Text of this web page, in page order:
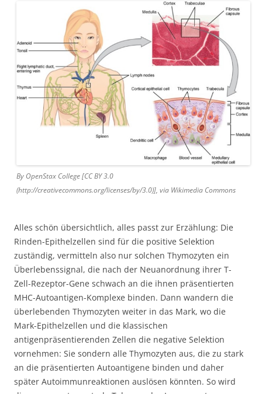
By OpenStax College [CC BY 3.0
(http://creativecommons.org/licenses/by/3.0)], via Wikimedia Commons
Alles schön übersichtlich, alles passt zur Erzählung: Die
Rinden-Epithelzellen sind für die positive Selektion
zuständig, vermitteln also nur solchen Thymozyten ein
Überlebenssignal, die nach der Neuanordnung ihrer T-
Zell-Rezeptor-Gene schwach an die ihnen präsentierten
MHC-Autoantigen-Komplexe binden. Dann wandern die
überlebenden Thymozyten weiter in das Mark, wo die
Mark-Epithelzellen und die klassischen
antigenpräsentierenden Zellen die negative Selektion
vornehmen: Sie sondern alle Thymozyten aus, die zu stark
an die präsentierten Autoantigene binden und daher
später Autoimmunreaktionen auslösen könnten. So wird